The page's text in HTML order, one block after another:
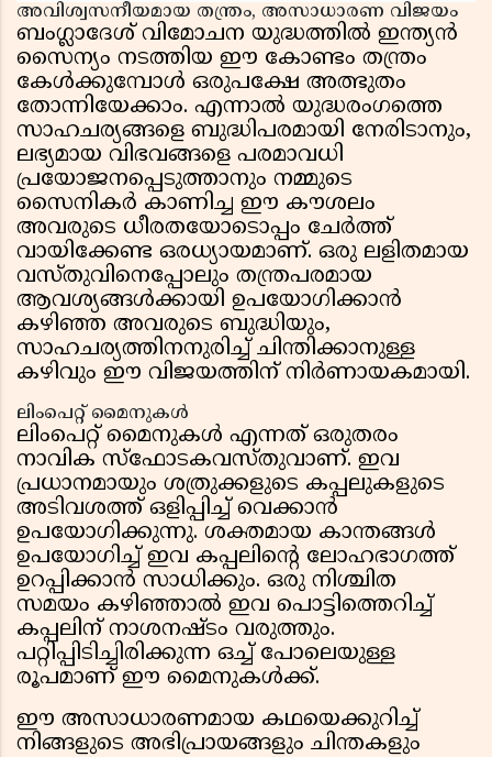
അവിശ്വസനീയമായ തന്ത്രം, അസാധാരണ വിജയം
ബംഗ്ലാദേശ് വിമോചന യുദ്ധത്തിൽ ഇന്ത്യൻ
സൈന്യം നടത്തിയ ഈ കോണ്ടം തന്ത്രം
കേൾക്കുമ്പോൾ ഒരുപക്ഷേ അത്ഭുതം
തോന്നിയേക്കാം. എന്നാൽ യുദ്ധരംഗത്തെ
സാഹചര്യങ്ങളെ ബുദ്ധിപരമായി നേരിടാനും,
ലഭ്യമായ വിഭവങ്ങളെ പരമാവധി
പ്രയോജനപ്പെടുത്താനും നമ്മുടെ
സൈനികർ കാണിച്ച ഈ കൗശലം
അവരുടെ ധീരതയോടൊപ്പം ചേർത്ത്
വായിക്കേണ്ട ഒരധ്യായമാണ്. ഒരു ലളിതമായ
വസ്തുവിനെപ്പോലും തന്ത്രപരമായ
ആവശ്യങ്ങൾക്കായി ഉപയോഗിക്കാൻ
കഴിഞ്ഞ അവരുടെ ബുദ്ധിയും,
സാഹചര്യത്തിനനുരിച്ച് ചിന്തിക്കാനുള്ള
കഴിവും ഈ വിജയത്തിന് നിർണായകമായി.
ലിംപെറ്റ് മൈനുകൾ
ലിംപെറ്റ് മൈനുകൾ എന്നത് ഒരുതരം
നാവിക സ്ഫോടകവസ്തുവാണ്. ഇവ
പ്രധാനമായും ശത്രുക്കളുടെ കപ്പലുകളുടെ
അടിവശത്ത് ഒളിപ്പിച്ച് വെക്കാൻ
ഉപയോഗിക്കുന്നു. ശക്തമായ കാന്തങ്ങൾ
ഉപയോഗിച്ച് ഇവ കപ്പലിന്റെ ലോഹഭാഗത്ത്
ഉറപ്പിക്കാൻ സാധിക്കും. ഒരു നിശ്ചിത
സമയം കഴിഞ്ഞാൽ ഇവ പൊട്ടിത്തെറിച്ച്
കപ്പലിന് നാശനഷ്ടം വരുത്തും.
പറ്റിപ്പിടിച്ചിരിക്കുന്ന ഒച്ച് പോലെയുള്ള
രൂപമാണ് ഈ മൈനുകൾക്ക്.
ഈ അസാധാരണമായ കഥയെക്കുറിച്ച്
നിങ്ങളുടെ അഭിപ്രായങ്ങളും ചിന്തകളും